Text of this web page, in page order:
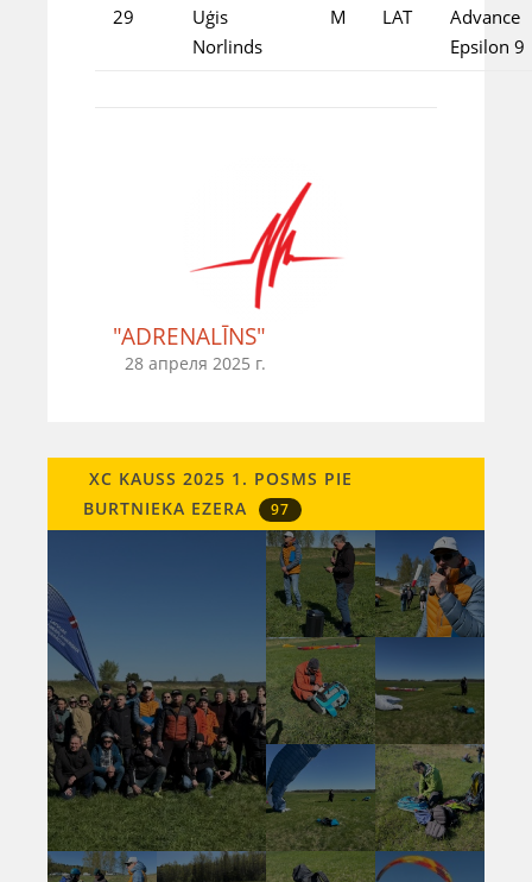
29
Uģis
Norlinds
M LAT
Advance
Epsilon 9
"ADRENALĪNS"
28 апреля 2025 г.
XC KAUSS 2025 1. POSMS PIE
BURTNIEKA EZERA
97